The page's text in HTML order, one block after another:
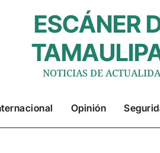
ESCÁNER
NOTICIAS DE
Opinión